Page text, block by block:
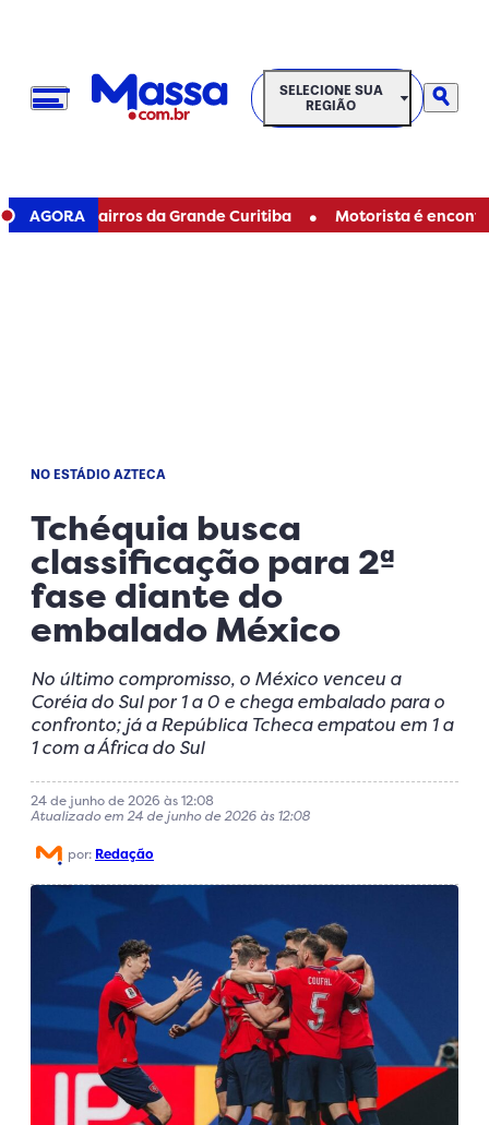
SELECIONE SUA REGIÃO
SELECIONE SUA
REGIÃO
AGORA
em bairros da Grande Curitiba • Motorista é encontrado
NO ESTÁDIO AZTECA
Tchéquia busca
classificação para 2ª
fase diante do
embalado México
No último compromisso, o México venceu a
Coréia do Sul por 1 a 0 e chega embalado para o
confronto; já a República Tcheca empatou em 1 a
1 com a África do Sul
24 de junho de 2026 às 12:08
Atualizado em 24 de junho de 2026 às 12:08
por: Redação